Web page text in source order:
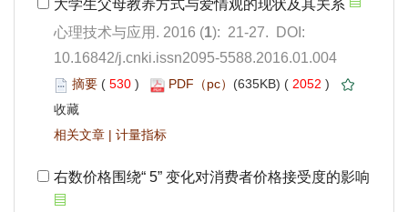
): 21-27. DOI:
10.16842/j.cnki.issn2095-5588.2016.01.004
530 ) 2052 )
|